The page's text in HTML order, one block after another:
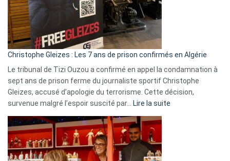
rejettent
la
présence
d’Israël
Christophe Gleizes : Les 7 ans de prison confirmés en Algérie
Le tribunal de Tizi Ouzou a confirmé en appel la condamnation à
sept ans de prison ferme du journaliste sportif Christophe
Gleizes, accusé d’apologie du terrorisme. Cette décision,
survenue malgré l’espoir suscité par…
Lire la suite